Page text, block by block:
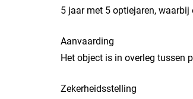
5 jaar met 5 optiejaren,
Aanvaarding
Het object is in overleg tussen
Zekerheidsstelling